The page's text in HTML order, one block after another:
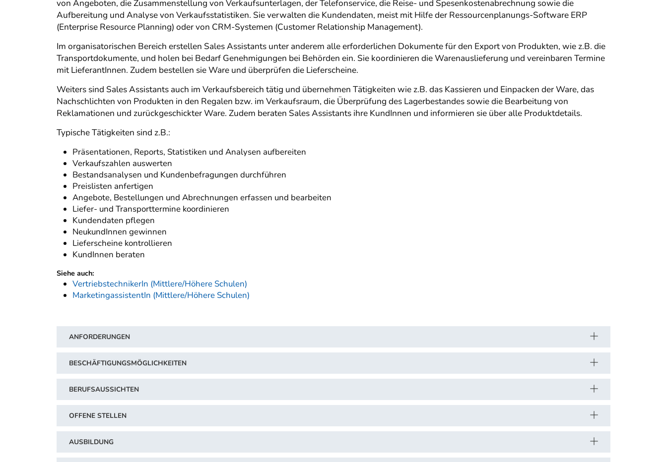
von Angeboten, die Zusammenstellung von Verkaufsunterlagen, der Telefonservice, die Reise- und Spesenkostenabrechnung sowie die
Aufbereitung und Analyse von Verkaufsstatistiken. Sie verwalten die Kundendaten, meist mit Hilfe der Ressourcenplanungs-Software ERP
(Enterprise Resource Planning) oder von CRM-Systemen (Customer Relationship Management).
Im organisatorischen Bereich erstellen Sales Assistants unter anderem alle erforderlichen Dokumente für den Export von Produkten, wie z.B. die
Transportdokumente, und holen bei Bedarf Genehmigungen bei Behörden ein. Sie koordinieren die Warenauslieferung und vereinbaren Termine
mit LieferantInnen. Zudem bestellen sie Ware und überprüfen die Lieferscheine.
Weiters sind Sales Assistants auch im Verkaufsbereich tätig und übernehmen Tätigkeiten wie z.B. das Kassieren und Einpacken der Ware, das
Nachschlichten von Produkten in den Regalen bzw. im Verkaufsraum, die Überprüfung des Lagerbestandes sowie die Bearbeitung von
Reklamationen und zurückgeschickter Ware. Zudem beraten Sales Assistants ihre KundInnen und informieren sie über alle Produktdetails.
Typische Tätigkeiten sind z.B.:
Präsentationen, Reports, Statistiken und Analysen aufbereiten
Verkaufszahlen auswerten
Bestandsanalysen und Kundenbefragungen durchführen
Preislisten anfertigen
Angebote, Bestellungen und Abrechnungen erfassen und bearbeiten
Liefer- und Transporttermine koordinieren
Kundendaten pflegen
NeukundInnen gewinnen
Lieferscheine kontrollieren
KundInnen beraten
Siehe auch:
VertriebstechnikerIn (Mittlere/Höhere Schulen)
MarketingassistentIn (Mittlere/Höhere Schulen)
ANFORDERUNGEN
BESCHÄFTIGUNGSMÖGLICHKEITEN
BERUFSAUSSICHTEN
OFFENE STELLEN
AUSBILDUNG